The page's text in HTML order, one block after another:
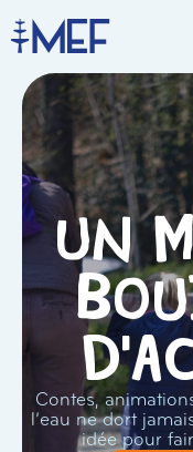
Un
Contes,
l’eau ne dort
idée pour